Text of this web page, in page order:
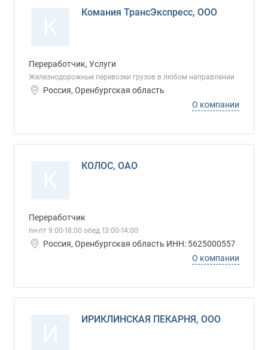
Комания ТрансЭкспресс, ООО
Переработчик, Услуги
Железнодорожные перевозки грузов в любом направлении
Россия, Оренбургская область
О компании
КОЛОС, ОАО
Переработчик
пн-пт 9:00-18:00 обед 13:00-14:00
Россия, Оренбургская область ИНН: 5625000557
О компании
ИРИКЛИНСКАЯ ПЕКАРНЯ, ООО